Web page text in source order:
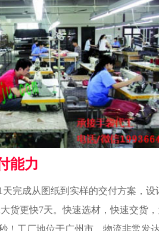
能力
完成从图纸到实样的交付方案，设
更快7天。快速选材，快速交货
！工厂地位于广州市，物流非常发